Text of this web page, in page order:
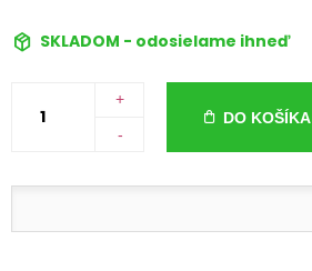
SKLADOM - odosielame ihneď
+
-
DO KOŠÍKA